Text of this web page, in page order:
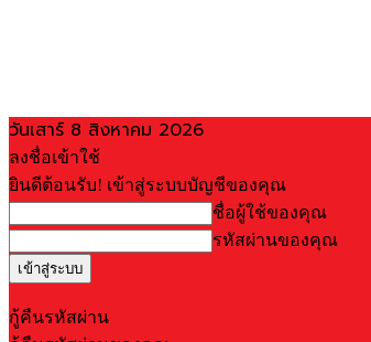
วันเสาร์ 8 สิงหาคม 2026
ลงชื่อเข้าใช้
ยินดีต้อนรับ! เข้าสู่ระบบบัญชีของคุณ
ชื่อผู้ใช้ของคุณ
รหัสผ่านของคุณ
กู้คืนรหัสผ่าน